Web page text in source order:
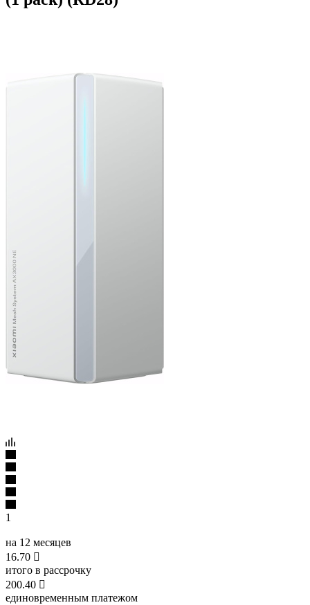
1
на 12 месяцев
16.70 
итого в рассрочку
200.40 
единовременным платежом